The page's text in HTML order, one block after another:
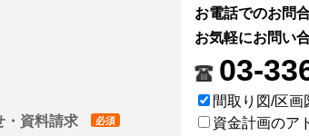
・資料請求
お電話でのお問
お気軽にお問い
03-
間取り図/区画
資金計画のア